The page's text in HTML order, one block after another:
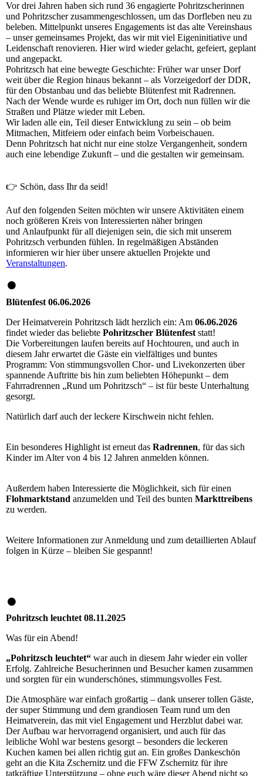
Vor drei Jahren haben sich rund 36 engagierte Pohritzscherinnen
und Pohritzscher zusammengeschlossen, um das Dorfleben neu zu
beleben. Mittelpunkt unseres Engagements ist das alte Vereinshaus
– unser gemeinsames Projekt, das wir mit viel Eigeninitiative und
Leidenschaft renovieren. Hier wird wieder gelacht, gefeiert, geplant
und angepackt.
Pohritzsch hat eine bewegte Geschichte: Früher war unser Dorf
weit über die Region hinaus bekannt – als Vorzeigedorf der DDR,
für den Obstanbau und das beliebte Blütenfest mit Radrennen.
Nach der Wende wurde es ruhiger im Ort, doch nun füllen wir die
Straßen und Plätze wieder mit Leben.
Wir laden alle ein, Teil dieser Entwicklung zu sein – ob beim
Mitmachen, Mitfeiern oder einfach beim Vorbeischauen.
Denn Pohritzsch hat nicht nur eine stolze Vergangenheit, sondern
auch eine lebendige Zukunft – und die gestalten wir gemeinsam.
👉 Schön, dass Ihr da seid!
Auf den folgenden Seiten möchten wir unsere Aktivitäten einem
noch größeren Kreis von Interessierten näher bringen
und Anlaufpunkt für all diejenigen sein, die sich mit unserem
Pohritzsch verbunden fühlen. In regelmäßigen Abständen
informieren wir hier über unsere aktuellen Projekte und
Veranstaltungen.
Blütenfest 06.06.2026
Der Heimatverein Pohritzsch lädt herzlich ein: Am 06.06.2026
findet wieder das beliebte Pohritzscher Blütenfest statt!
Die Vorbereitungen laufen bereits auf Hochtouren, und auch in
diesem Jahr erwartet die Gäste ein vielfältiges und buntes
Programm: Von stimmungsvollen Chor- und Livekonzerten über
spannende Auftritte bis hin zum beliebten Höhepunkt – dem
Fahrradrennen „Rund um Pohritzsch“ – ist für beste Unterhaltung
gesorgt.
Natürlich darf auch der leckere Kirschwein nicht fehlen.
Ein besonderes Highlight ist erneut das Radrennen, für das sich
Kinder im Alter von 4 bis 12 Jahren anmelden können.
Außerdem haben Interessierte die Möglichkeit, sich für einen
Flohmarktstand anzumelden und Teil des bunten Markttreibens
zu werden.
Weitere Informationen zur Anmeldung und zum detaillierten Ablauf
folgen in Kürze – bleiben Sie gespannt!
Pohritzsch leuchtet 08.11.2025
Was für ein Abend!
„Pohritzsch leuchtet“ war auch in diesem Jahr wieder ein voller
Erfolg. Zahlreiche Besucherinnen und Besucher kamen zusammen
und sorgten für ein wunderschönes, stimmungsvolles Fest.
Die Atmosphäre war einfach großartig – dank unserer tollen Gäste,
der super Stimmung und dem grandiosen Team rund um den
Heimatverein, das mit viel Engagement und Herzblut dabei war.
Der Aufbau war hervorragend organisiert, und auch für das
leibliche Wohl war bestens gesorgt – besonders die leckeren
Kuchen kamen bei allen richtig gut an. Ein großes Dankeschön
geht an die Kita Zschernitz und die FFW Zschernitz für ihre
tatkräftige Unterstützung – ohne euch wäre dieser Abend nicht so